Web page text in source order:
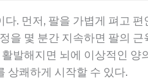
. 먼저, 팔을 가볍게 펴고 편
을 몇 분간 지속하면 팔의 근
발해지면 뇌에 이상적인 양
상쾌하게 시작할 수 있다.